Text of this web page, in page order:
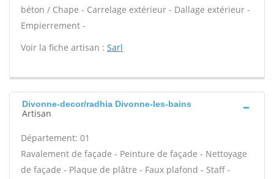
béton / Chape - Carrelage extérieur - Dallage extérieur -
Empierrement -
Voir la fiche artisan : Sarl
Divonne-decor/radhia Divonne-les-bains
Artisan
Département: 01
Ravalement de façade - Peinture de façade - Nettoyage
de façade - Plaque de plâtre - Faux plafond - Staff -